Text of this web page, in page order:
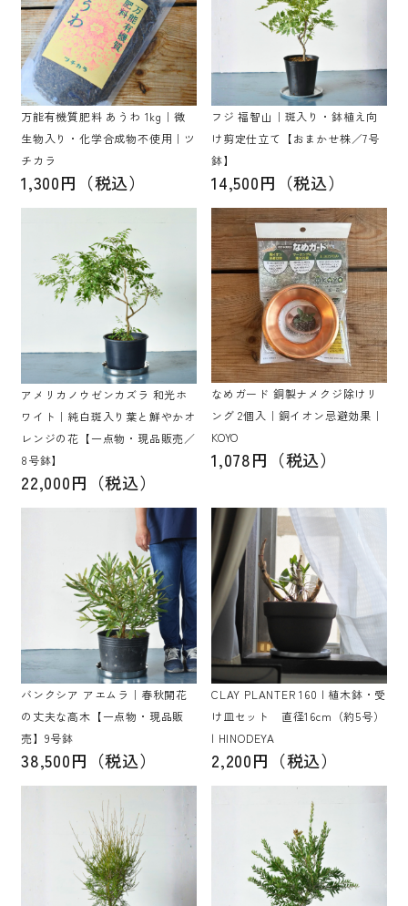
万能有機質肥料 あうわ 1kg｜微
生物入り・化学合成物不使用｜ツ
チカラ
1,300円（税込）
フジ 福智山｜斑入り・鉢植え向
け剪定仕立て【おまかせ株／7号
鉢】
14,500円（税込）
アメリカノウゼンカズラ 和光ホ
ワイト｜純白斑入り葉と鮮やかオ
レンジの花【一点物・現品販売／
8号鉢】
22,000円（税込）
なめガード 銅製ナメクジ除けリ
ング 2個入｜銅イオン忌避効果｜
KOYO
1,078円（税込）
バンクシア アエムラ｜春秋開花
の丈夫な高木【一点物・現品販
売】9号鉢
38,500円（税込）
CLAY PLANTER 160 | 植木鉢・受
け皿セット 直径16cm（約5号）
| HINODEYA
2,200円（税込）